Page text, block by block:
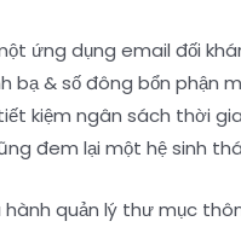
ứng dụng email đối
bạ & số đông bổn
kiệm ngân sách thời
đem lại một hệ sinh
quản lý thư mục